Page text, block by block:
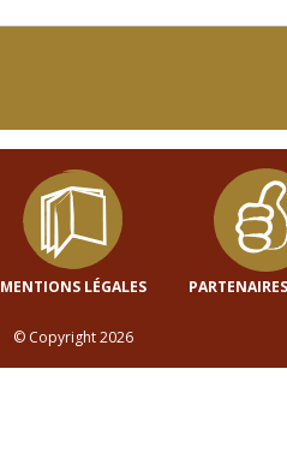
MENTIONS LÉGALES
© Copyright 2026